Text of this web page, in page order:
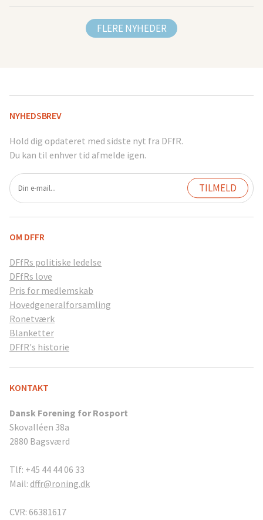
FLERE NYHEDER
NYHEDSBREV
Hold dig opdateret med sidste nyt fra DFfR.
Du kan til enhver tid afmelde igen.
OM DFFR
DFfRs politiske ledelse
DFfRs love
Pris for medlemskab
Hovedgeneralforsamling
Ronetværk
Blanketter
DFfR's historie
KONTAKT
Dansk Forening for Rosport
Skovalléen 38a
2880 Bagsværd
Tlf: +45 44 44 06 33
Mail: dffr@roning.dk
CVR: 66381617